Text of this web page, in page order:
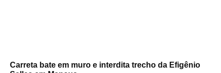
Carreta bate em muro e interdita trecho da Efigênio